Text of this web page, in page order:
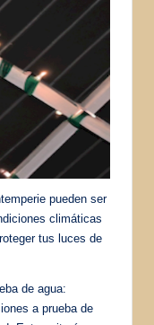
pueden ser
climáticas
tus luces de
de agua:
a prueba de